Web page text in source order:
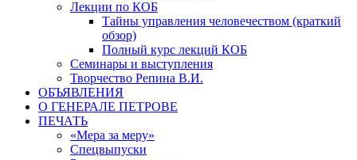
Лекции по КОБ
Тайны управления человечеством (краткий
обзор)
Полный курс лекций КОБ
Семинары и выступления
Творчество Репина В.И.
ОБЪЯВЛЕНИЯ
О ГЕНЕРАЛЕ ПЕТРОВЕ
ПЕЧАТЬ
«Мера за меру»
Спецвыпуски